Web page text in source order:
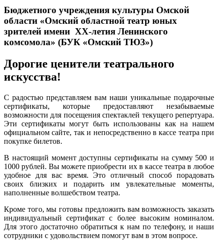
Бюджетного учреждения культуры Омской
области «Омский областной театр юных
зрителей имени XX-летия Ленинского
комсомола» (БУК «Омский ТЮЗ»)
Дорогие ценители театрального
искусства!
С радостью представляем вам наши уникальные подарочные
сертификаты, которые предоставляют незабываемые
возможности для посещения спектаклей текущего репертуара.
Эти сертификаты могут быть использованы как на нашем
официальном сайте, так и непосредственно в кассе театра при
покупке билетов.
В настоящий момент доступны сертификаты на сумму 500 и
1000 рублей. Вы можете приобрести их в кассе театра в любое
удобное для вас время. Это отличный способ порадовать
своих близких и подарить им увлекательные моменты,
наполненные волшебством театра.
Кроме того, мы готовы предложить вам возможность заказать
индивидуальный сертификат с более высоким номиналом.
Для этого достаточно обратиться к нам по телефону, и наши
сотрудники с удовольствием помогут вам в этом вопросе.